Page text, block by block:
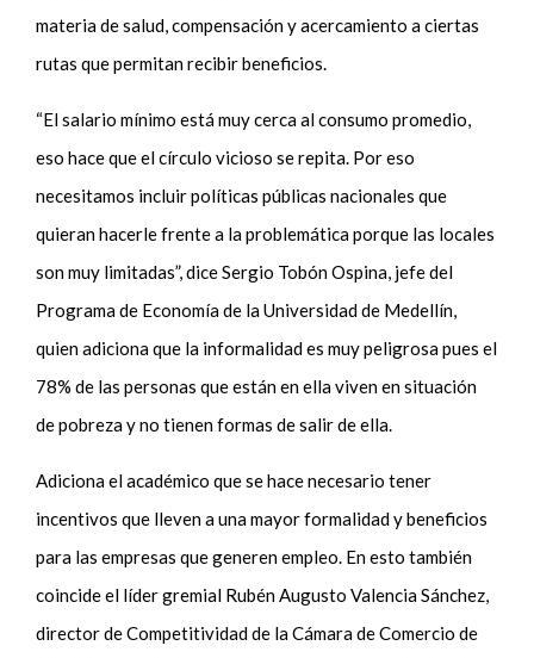
materia de salud, compensación y acercamiento a ciertas
rutas que permitan recibir beneficios.
“El salario mínimo está muy cerca al consumo promedio,
eso hace que el círculo vicioso se repita. Por eso
necesitamos incluir políticas públicas nacionales que
quieran hacerle frente a la problemática porque las locales
son muy limitadas”, dice Sergio Tobón Ospina, jefe del
Programa de Economía de la Universidad de Medellín,
quien adiciona que la informalidad es muy peligrosa pues el
78% de las personas que están en ella viven en situación
de pobreza y no tienen formas de salir de ella.
Adiciona el académico que se hace necesario tener
incentivos que lleven a una mayor formalidad y beneficios
para las empresas que generen empleo. En esto también
coincide el líder gremial Rubén Augusto Valencia Sánchez,
director de Competitividad de la Cámara de Comercio de